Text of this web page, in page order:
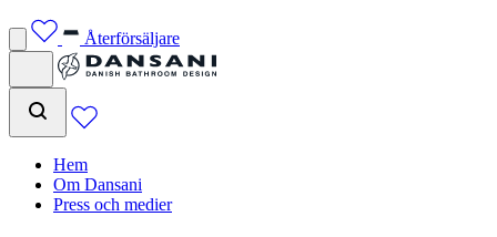
Återförsäljare
Hem
Om Dansani
Press och medier